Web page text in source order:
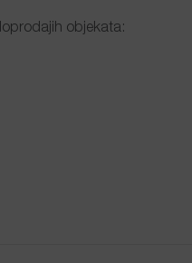
objekata: